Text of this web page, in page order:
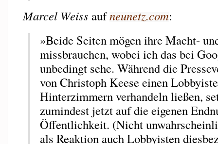
Marcel Weiss aufneunetz.com:
»Beide Seiten mögen ihre Macht-
missbrauchen, wobei ich das bei
unbedingt sehe. Während die
von Christoph Keese einen
Hinterzimmern verhandeln ließen,
zumindest jetzt auf die eigenen
Öffentlichkeit. (Nicht
als Reaktion auch Lobbyisten